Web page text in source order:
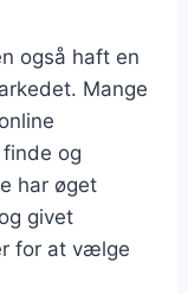
også haft en
Mange
og
har øget
givet
for at vælge